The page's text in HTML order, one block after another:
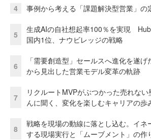
4 事例から考える「課題解決型営業」の
5
生成AIの自社想起率100％を実現
国内1位、ナウビレッジの戦略
6
「需要創造型」セールスへ進化を遂
から見出した営業モデル変革の軌跡
7
リクルートMVPがぶつかった売れな
んに聞く、変化を楽しむキャリアの歩
8
戦略を現場の動線に落とし込む。イネ
する現場実行と「ムーブメント」の作